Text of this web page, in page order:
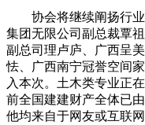
协会将继续阐扬行业
集团无限公司副总裁覃
副总司理卢庐、广西呈
怯、广西南宁冠誉空间
入本次。土木类专业正
前全国建建财产全体已
他均来自于网友或互联